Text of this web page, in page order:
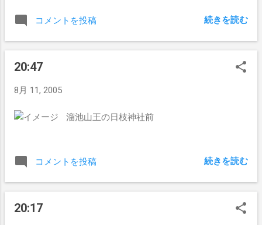
コメントを投稿 続きを読む
20:47
8月 11, 2005
溜池山王の日枝神社前
コメントを投稿 続きを読む
20:17